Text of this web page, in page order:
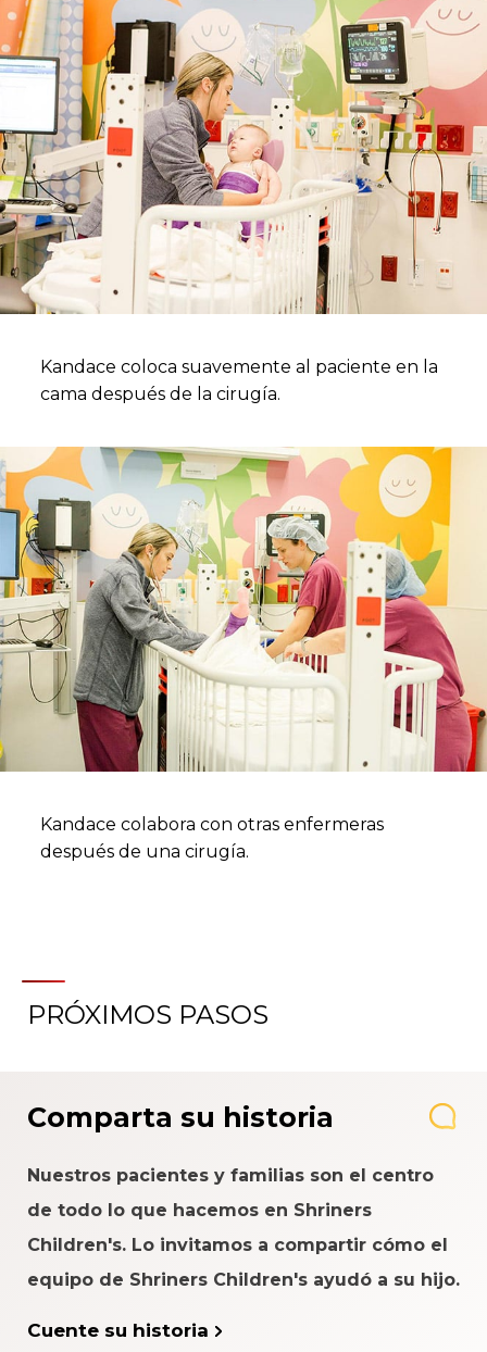
Kandace coloca suavemente al paciente en la
cama después de la cirugía.
Kandace colabora con otras enfermeras
después de una cirugía.
PRÓXIMOS PASOS
Comparta su historia
Nuestros pacientes y familias son el centro
de todo lo que hacemos en Shriners
Children's. Lo invitamos a compartir cómo el
equipo de Shriners Children's ayudó a su hijo.
Cuente su historia